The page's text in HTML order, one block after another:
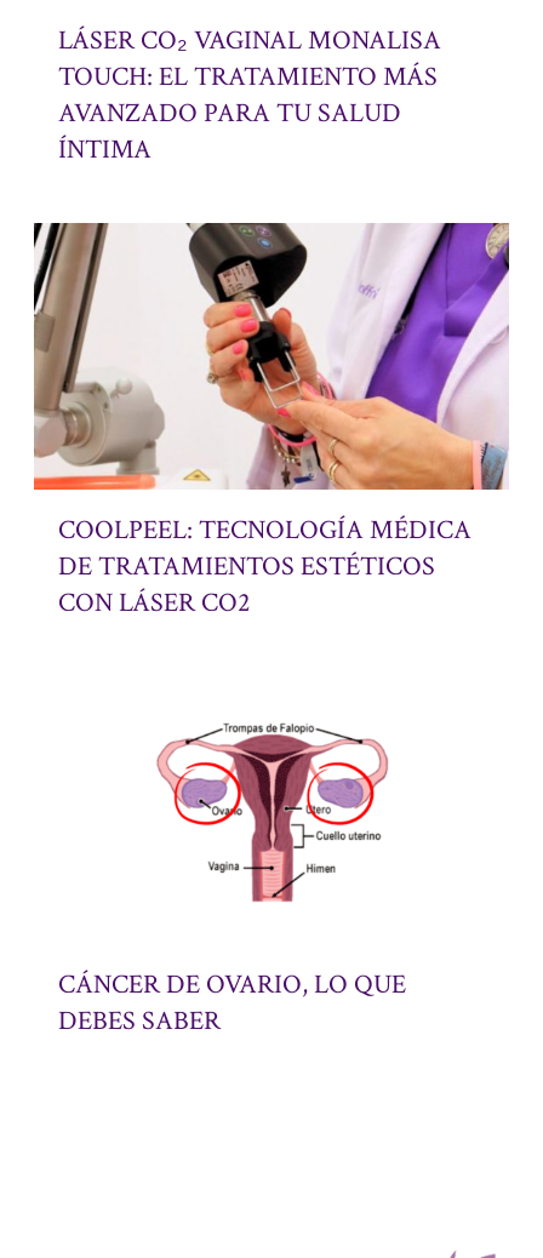
LÁSER CO₂ VAGINAL MONALISA
TOUCH: EL TRATAMIENTO MÁS
AVANZADO PARA TU SALUD
ÍNTIMA
COOLPEEL: TECNOLOGÍA MÉDICA
DE TRATAMIENTOS ESTÉTICOS
CON LÁSER CO2
CÁNCER DE OVARIO, LO QUE
DEBES SABER